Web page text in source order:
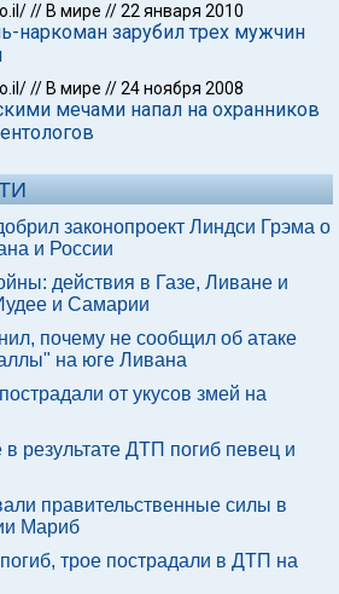
// В мире //22 января 2010
наркоман зарубил трех мужчин
// В мире //24 ноября 2008
мечами напал на охранников
законопроект Линдси Грэма о
и России
действия в Газе, Ливане и
и Самарии
почему не сообщил об атаке
на юге Ливана
от укусов змей на
результате ДТП погиб певец и
правительственные силы в
Мариб
трое пострадали в ДТП на